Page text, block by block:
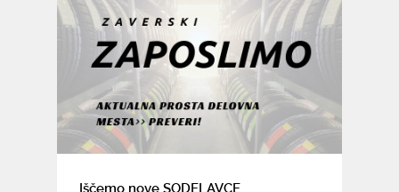
Iščemo nove SODELAVCE